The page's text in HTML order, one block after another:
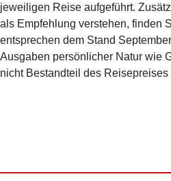
jeweiligen Reise aufgeführt.
als Empfehlung verstehen, finden
entsprechen dem Stand
Ausgaben persönlicher Natur wie
nicht Bestandteil des